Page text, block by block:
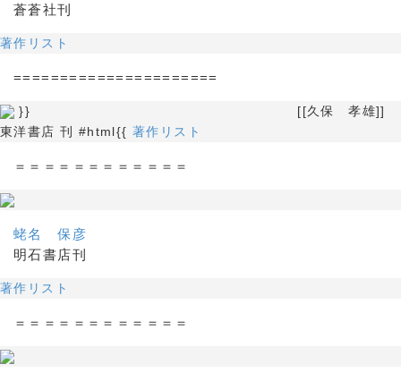
蒼蒼社刊
著作リスト
======================
}} [[久保 孝雄]]
東洋書店 刊 #html{{ 著作リスト
＝＝＝＝＝＝＝＝＝＝＝＝
蛯名 保彦
明石書店刊
著作リスト
＝＝＝＝＝＝＝＝＝＝＝＝